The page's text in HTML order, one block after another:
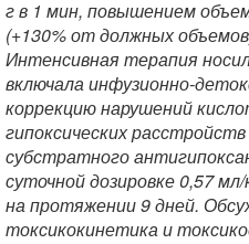
г в 1 мин, повышением
(+130% от должных
Интенсивная терапия
включала инфузионно-
коррекцию нарушений
гипоксических
субстратного
суточной дозировке 0,57
на протяжении 9 дней.
токсикокинетика и